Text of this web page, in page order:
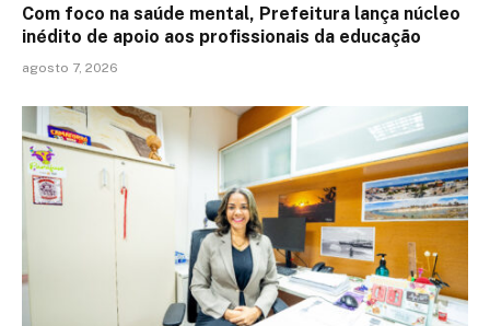
Com foco na saúde mental, Prefeitura lança núcleo
inédito de apoio aos profissionais da educação
agosto 7, 2026